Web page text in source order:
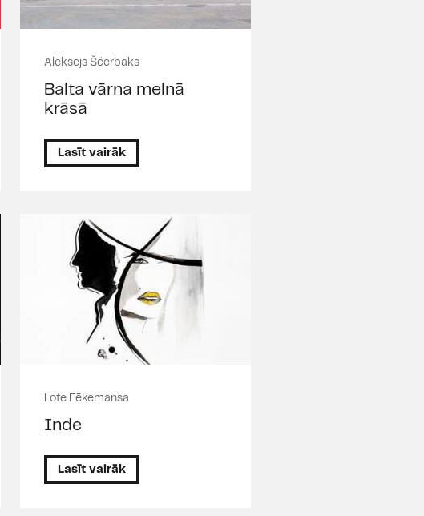
Aleksejs Ščerbaks
Balta vārna melnā
krāsā
Lasīt vairāk
Lote Fēkemansa
Inde
Lasīt vairāk